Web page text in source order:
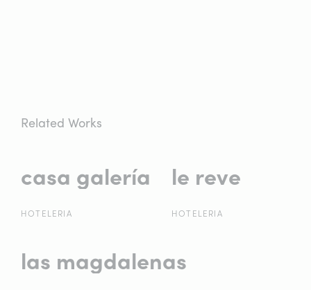
Related Works
casa galería
casa galería
HOTELERIA
le reve
le reve
HOTELERIA
las magdalenas
las magdalenas